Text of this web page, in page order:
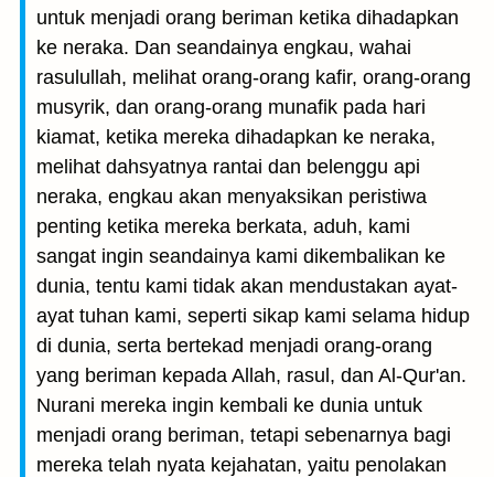
untuk menjadi orang beriman ketika dihadapkan
ke neraka. Dan seandainya engkau, wahai
rasulullah, melihat orang-orang kafir, orang-orang
musyrik, dan orang-orang munafik pada hari
kiamat, ketika mereka dihadapkan ke neraka,
melihat dahsyatnya rantai dan belenggu api
neraka, engkau akan menyaksikan peristiwa
penting ketika mereka berkata, aduh, kami
sangat ingin seandainya kami dikembalikan ke
dunia, tentu kami tidak akan mendustakan ayat-
ayat tuhan kami, seperti sikap kami selama hidup
di dunia, serta bertekad menjadi orang-orang
yang beriman kepada Allah, rasul, dan Al-Qur'an.
Nurani mereka ingin kembali ke dunia untuk
menjadi orang beriman, tetapi sebenarnya bagi
mereka telah nyata kejahatan, yaitu penolakan